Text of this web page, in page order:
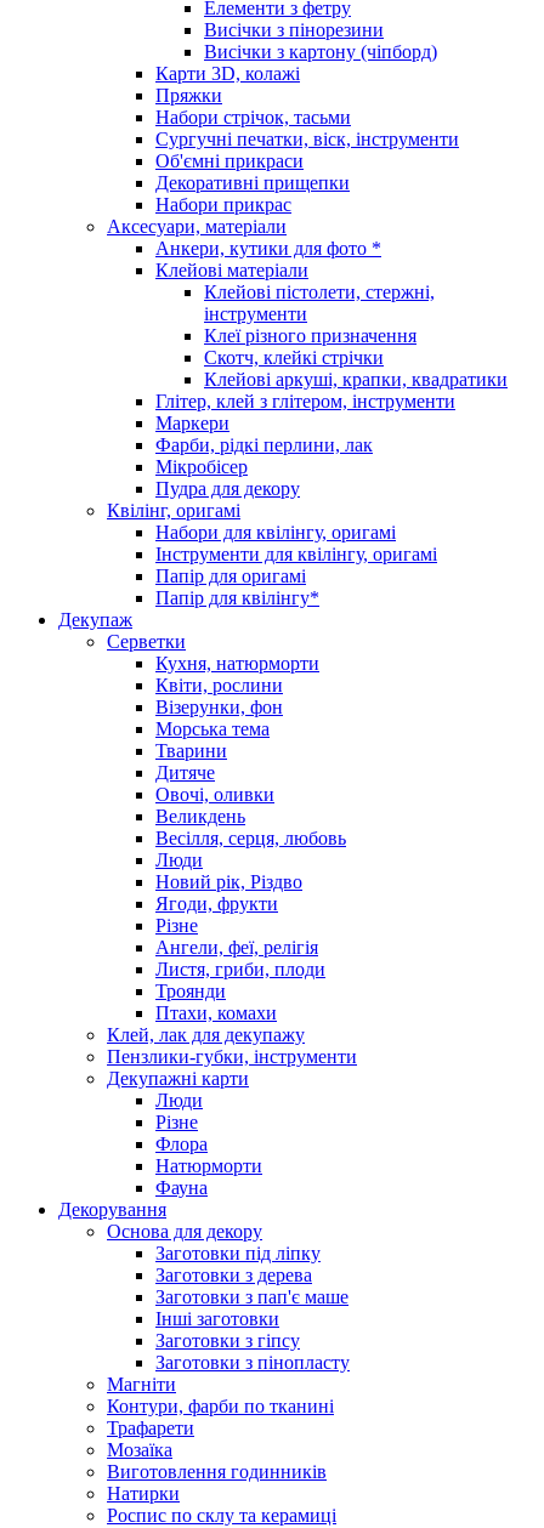
Елементи з фетру
Висічки з пінорезини
Висічки з картону (чіпборд)
Карти 3D, колажі
Пряжки
Набори стрічок, тасьми
Сургучні печатки, віск, інструменти
Об'ємні прикраси
Декоративні прищепки
Набори прикрас
Аксесуари, матеріали
Анкери, кутики для фото *
Клейові матеріали
Клейові пістолети, стержні,
інструменти
Клеї різного призначення
Скотч, клейкі стрічки
Клейові аркуші, крапки, квадратики
Глітер, клей з глітером, інструменти
Маркери
Фарби, рідкі перлини, лак
Мікробісер
Пудра для декору
Квілінг, оригамі
Набори для квілінгу, оригамі
Інструменти для квілінгу, оригамі
Папір для оригамі
Папір для квілінгу*
Декупаж
Серветки
Кухня, натюрморти
Квіти, рослини
Візерунки, фон
Морська тема
Тварини
Дитяче
Овочі, оливки
Великдень
Весілля, серця, любовь
Люди
Новий рік, Різдво
Ягоди, фрукти
Різне
Ангели, феї, релігія
Листя, гриби, плоди
Троянди
Птахи, комахи
Клей, лак для декупажу
Пензлики-губки, інструменти
Декупажні карти
Люди
Різне
Флора
Натюрморти
Фауна
Декорування
Основа для декору
Заготовки під ліпку
Заготовки з дерева
Заготовки з пап'є маше
Інші заготовки
Заготовки з гіпсу
Заготовки з пінопласту
Магніти
Контури, фарби по тканині
Трафарети
Мозаїка
Виготовлення годинників
Натирки
Роспис по склу та керамиці